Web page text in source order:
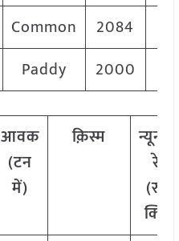
Common 2084
Paddy 2000
आवक
(टन
में)
क़िस्म
रेट
(रु./
क्विं.)